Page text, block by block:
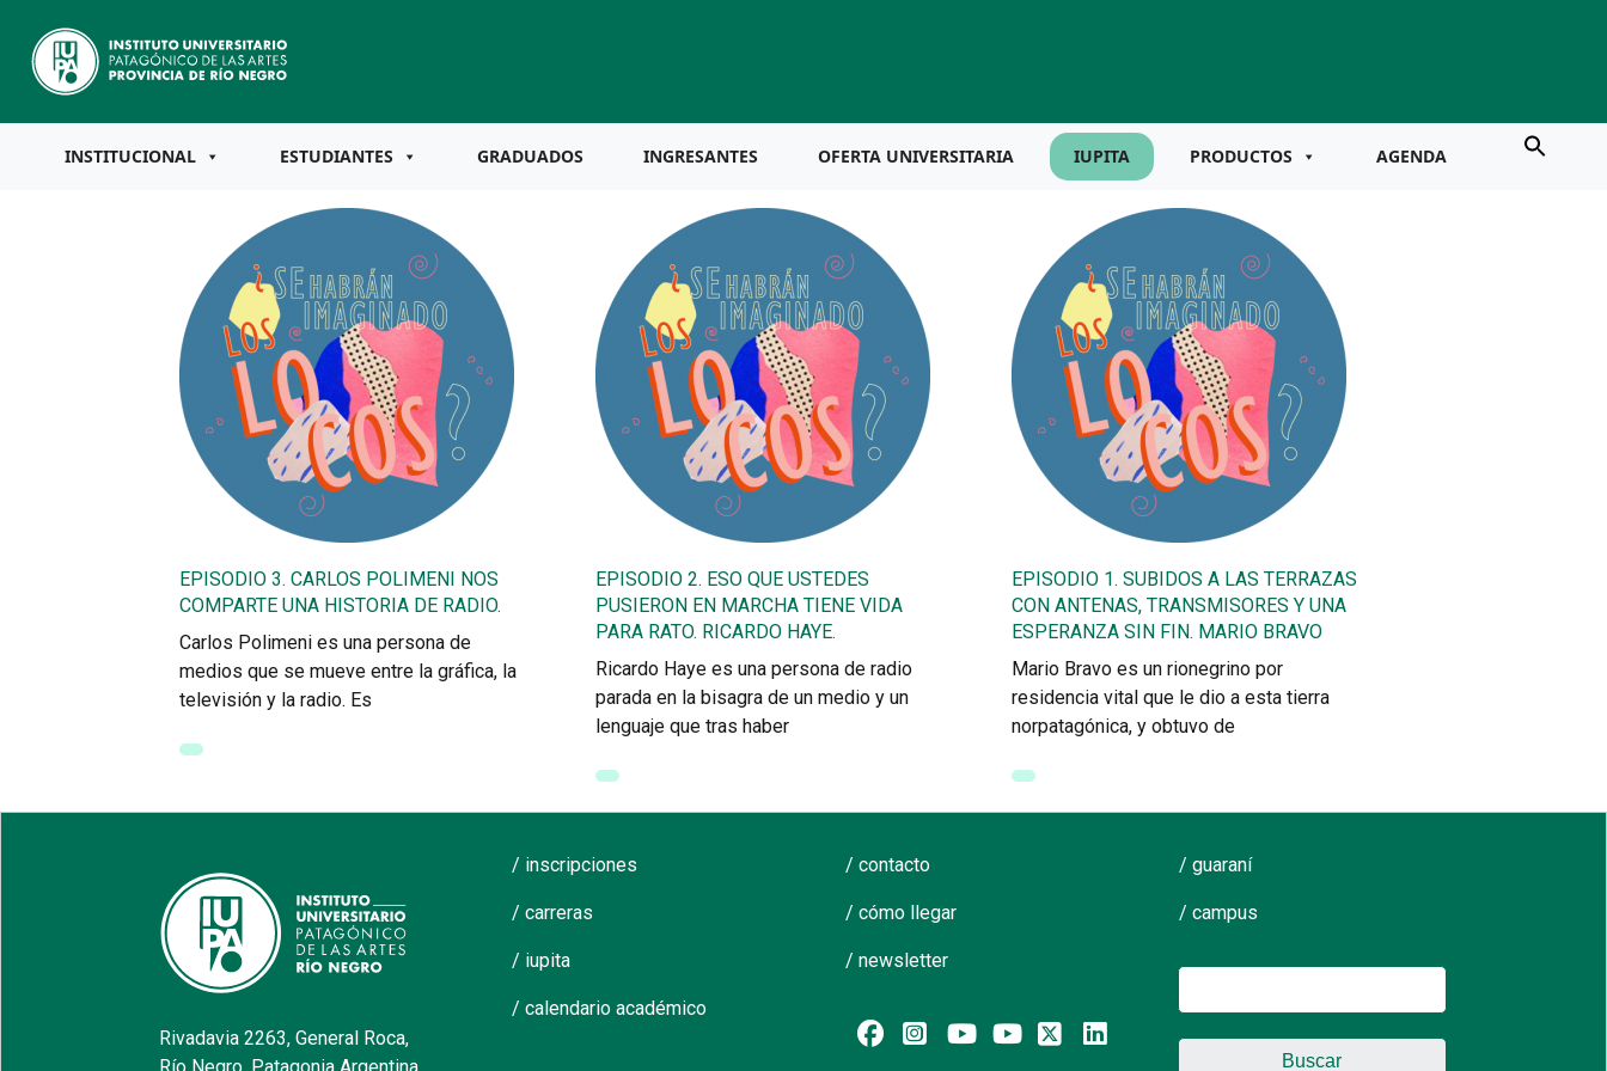
INSTITUCIONAL ESTUDIANTES GRADUADOS INGRESANTES OFERTA UNIVERSITARIA IUPITA PRODUCTOS AGENDA
EPISODIO 3. CARLOS POLIMENI NOS
COMPARTE UNA HISTORIA DE RADIO.
Carlos Polimeni es una persona de
medios que se mueve entre la gráfica, la
televisión y la radio. Es
EPISODIO 2. ESO QUE USTEDES
PUSIERON EN MARCHA TIENE VIDA
PARA RATO. RICARDO HAYE.
Ricardo Haye es una persona de radio
parada en la bisagra de un medio y un
lenguaje que tras haber
EPISODIO 1. SUBIDOS A LAS TERRAZAS
CON ANTENAS, TRANSMISORES Y UNA
ESPERANZA SIN FIN. MARIO BRAVO
Mario Bravo es un rionegrino por
residencia vital que le dio a esta tierra
norpatagónica, y obtuvo de
Rivadavia 2263, General Roca,
/ inscripciones
/ carreras
/ iupita
/ calendario académico
/ contacto
/ cómo llegar
/ newsletter
/ guaraní
/ campus
Buscar: